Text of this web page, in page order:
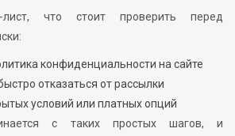
что стоит проверить перед
конфиденциальности на сайте
отказаться от рассылки
условий или платных опций
с таких простых шагов, и